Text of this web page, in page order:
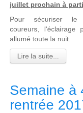
juillet prochain à
Pour sécuriser le
coureurs, l'éclairage
allumé toute la nuit.
Lire la suite...
Semaine à
rentrée